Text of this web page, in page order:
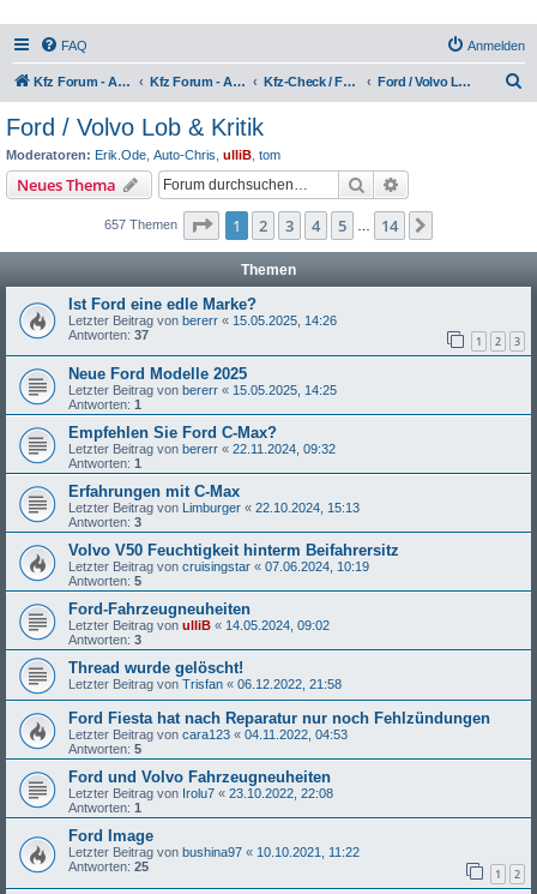
FAQ Anmelden
Kfz Forum - Auto, Motorrad und LKW Kfz Forum - Auto, Motorrad und LKW Kfz-Check / Fahrzeugbewertung / Lob & Tadel / Berichte & Erfahrungen Ford / Volvo Lob & Kritik
Ford / Volvo Lob & Kritik
Moderatoren: Erik.Ode Auto-Chris ulliB tom
Neues Thema Suche
657 Themen Seite 1von 14
1 2 3 4 5 14
Themen
Ist Ford eine edle Marke?
Letzter Beitrag von bererr « 15.05.2025, 14:26
Antworten: 37 1 2 3
Neue Ford Modelle 2025
Letzter Beitrag von bererr « 15.05.2025, 14:25
Antworten: 1
Empfehlen Sie Ford C-Max?
Letzter Beitrag von bererr « 22.11.2024, 09:32
Antworten: 1
Erfahrungen mit C-Max
Letzter Beitrag von Limburger « 22.10.2024, 15:13
Antworten: 3
Volvo V50 Feuchtigkeit hinterm Beifahrersitz
Letzter Beitrag von cruisingstar « 07.06.2024, 10:19
Antworten: 5
Ford-Fahrzeugneuheiten
Letzter Beitrag von ulliB « 14.05.2024, 09:02
Antworten: 3
Thread wurde gelöscht!
Letzter Beitrag von Trisfan « 06.12.2022, 21:58
Ford Fiesta hat nach Reparatur nur noch Fehlzündungen
Letzter Beitrag von cara123 « 04.11.2022, 04:53
Antworten: 5
Ford und Volvo Fahrzeugneuheiten
Letzter Beitrag von Irolu7 « 23.10.2022, 22:08
Antworten: 1
Ford Image
Letzter Beitrag von bushina97 « 10.10.2021, 11:22
Antworten: 25 1 2